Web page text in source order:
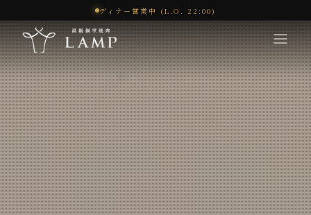
ディナー営業中 (L.O. 22:00)
コンセプト
体験